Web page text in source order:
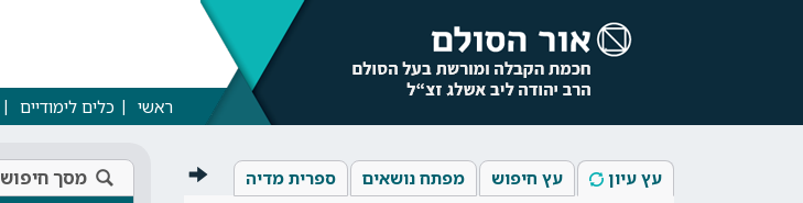
ראשי כלים לימודיים
עץ עיון עץ חיפוש מפתח נושאים ספרית מדיה מסך חיפוש